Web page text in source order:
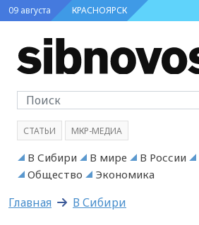
09 августа КРАСНОЯРСК
СТАТЬИ МКР-МЕДИА
В Сибири В мире В России
Общество
Экономика
Главная В Сибири